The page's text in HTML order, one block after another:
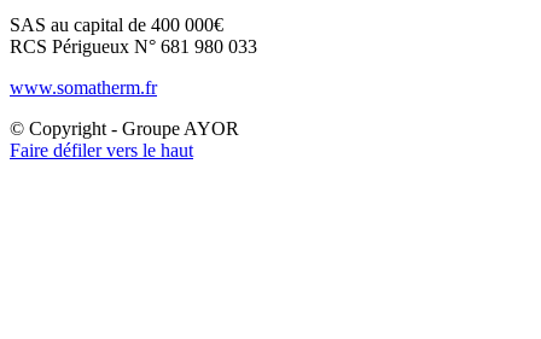
SAS au capital de 400 000€
RCS Périgueux N° 681 980 033
www.somatherm.fr
© Copyright - Groupe AYOR
Faire défiler vers le haut